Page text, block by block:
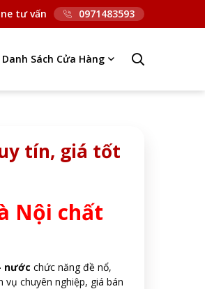
tư vấn 0971483593
Danh Sách Cửa Hàng
tín, giá tốt
Nội chất
nước chức năng đề nổ,
chuyên nghiệp, giá bán